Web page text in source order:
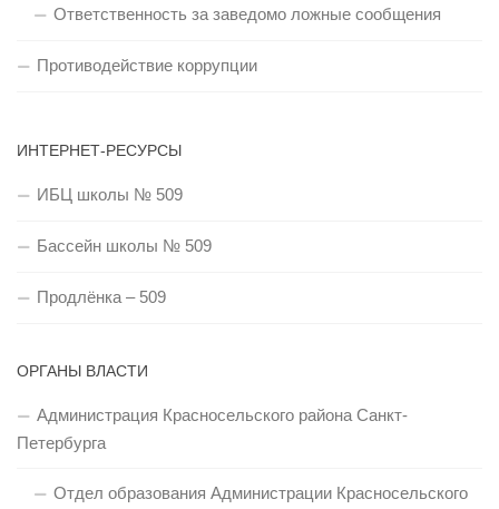
Ответственность за заведомо ложные сообщения
Противодействие коррупции
ИНТЕРНЕТ-РЕСУРСЫ
ИБЦ школы № 509
Бассейн школы № 509
Продлёнка – 509
ОРГАНЫ ВЛАСТИ
Администрация Красносельского района Санкт-
Петербурга
Отдел образования Администрации Красносельского